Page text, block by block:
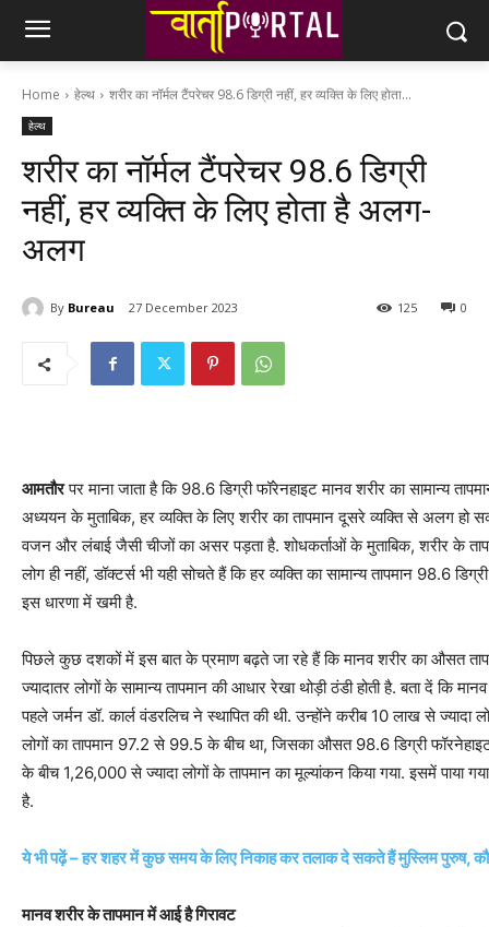
Home हेल्थ शरीर का नॉर्मल टैंपरेचर 98.6 डिग्री नहीं, हर व्‍यक्ति के लिए होता...
हेल्थ
शरीर का नॉर्मल टैंपरेचर 98.6 डिग्री
नहीं, हर व्‍यक्ति के लिए होता है अलग-
अलग
By Bureau 27 December 2023 0
125
आमतौरपर माना जाता है कि 98.6 डिग्री फॉरेनहाइट मानव शरीर का सामान्य
अध्ययन के मुताबिक, हर व्‍यक्ति के लिए शरीर का तापमान दूसरे व्यक्ति से अलग हो
वजन और लंबाई जैसी चीजों का असर पड़ता है. शोधकर्ताओं के मुताबिक, शरीर के
लोग ही नहीं, डॉक्‍टर्स भी यही सोचते हैं कि हर व्‍यक्ति का सामान्य तापमान 98.6
इस धारणा में खमी है.
पिछले कुछ दशकों में इस बात के प्रमाण बढ़ते जा रहे हैं कि मानव शरीर का औसत
ज्‍यादातर लोगों के सामान्‍य तापमान की आधार रेखा थोड़ी ठंडी होती है. बता दें कि
पहले जर्मन डॉ. कार्ल वंडरलिच ने स्थापित की थी. उन्‍होंने करीब 10 लाख से ज्‍यादा
लोगों का तापमान 97.2 से 99.5 के बीच था, जिसका औसत 98.6 डिग्री
के बीच 1,26,000 से ज्‍यादा लोगों के तापमान का मूल्यांकन किया गया. इसमें पाया
है.
ये भी पढ़ें – हर शहर में कुछ समय के लिए निकाह कर तलाक दे सकते हैं मुस्लिम पुरुष,
मानव शरीर के तापमान में आई है गिरावट